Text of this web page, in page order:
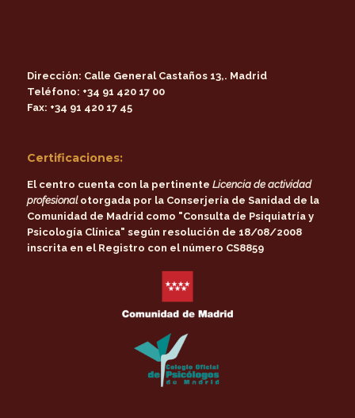
Dirección: Calle General Castaños 13,. Madrid
Teléfono: +34 91 420 17 00
Fax: +34 91 420 17 45
Certificaciones:
El centro cuenta con la pertinente Licencia de actividad
profesionalotorgada por la Conserjería de Sanidad de la
Comunidad de Madridcomo "Consulta de Psiquiatría y
Psicología Clínica" según resolución de 18/08/2008
inscrita en el Registro con el número CS8859